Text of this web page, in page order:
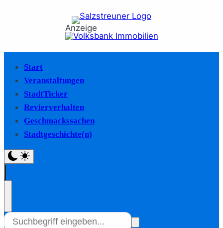
Anzeige
Start
Veranstaltungen
StadtTicker
Revierverhalten
Geschmackssachen
Stadtgeschichte(n)